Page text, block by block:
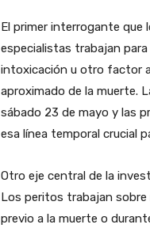
El primer interrogante
especialistas trabajan
intoxicación u otro factor
aproximado de la muerte.
sábado 23 de mayo y las
esa línea temporal crucial
Otro eje central de la
Los peritos trabajan
previo a la muerte o